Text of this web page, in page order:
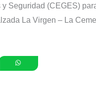
Seguridad (CEGES)
La Virgen – La